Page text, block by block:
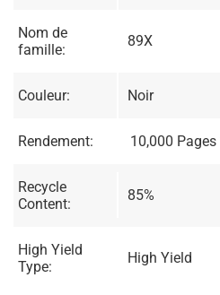
Nom de
famille:
89X
Couleur: Noir
Rendement: 10,000 Pages
Recycle
Content:
85%
High Yield
Type:
High Yield